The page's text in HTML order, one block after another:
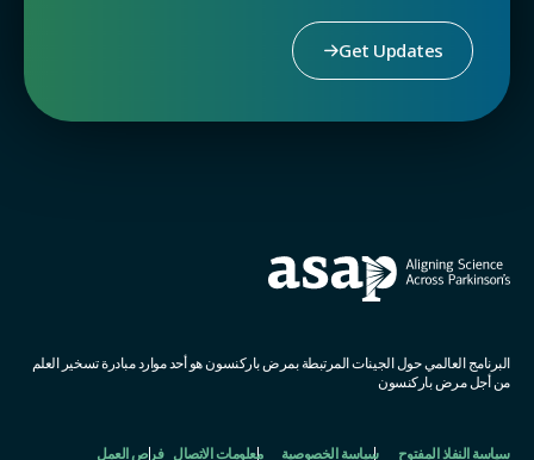
Get Updates
البرنامج العالمي حول الجينات المرتبطة بمرض باركنسون هو أحد موارد مبادرة تسخير العلم
من أجل مرض باركنسون
سياسة النفاذ المفتوح سياسة الخصوصية معلومات الاتصال فرص العمل